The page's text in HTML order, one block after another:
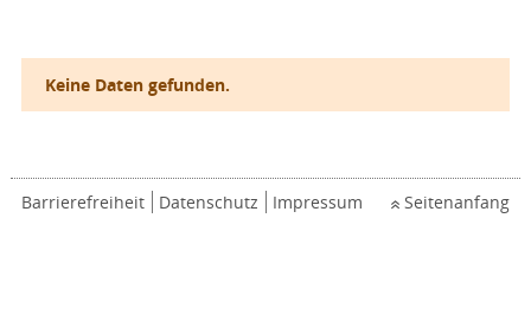
Keine Daten gefunden.
Barrierefreiheit Datenschutz Impressum Seitenanfang